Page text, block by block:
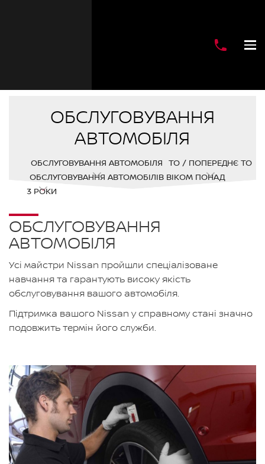
ОБСЛУГОВУВАННЯ
АВТОМОБІЛЯ
ОБСЛУГОВУВАННЯ АВТОМОБІЛЯ
ТО / ПОПЕРЕДНЄ ТО
ОБСЛУГОВУВАННЯ АВТОМОБІЛІВ ВІКОМ ПОНАД
3 РОКИ
ОБСЛУГОВУВАННЯ
АВТОМОБІЛЯ
Усі майстри Nissan пройшли спеціалізоване
навчання та гарантують високу якість
обслуговування вашого автомобіля.
Підтримка вашого Nissan у справному стані значно
подовжить термін його служби.